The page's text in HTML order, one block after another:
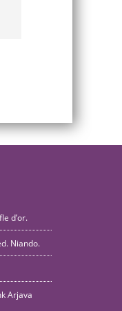
d’or.
Niando.
Arjava